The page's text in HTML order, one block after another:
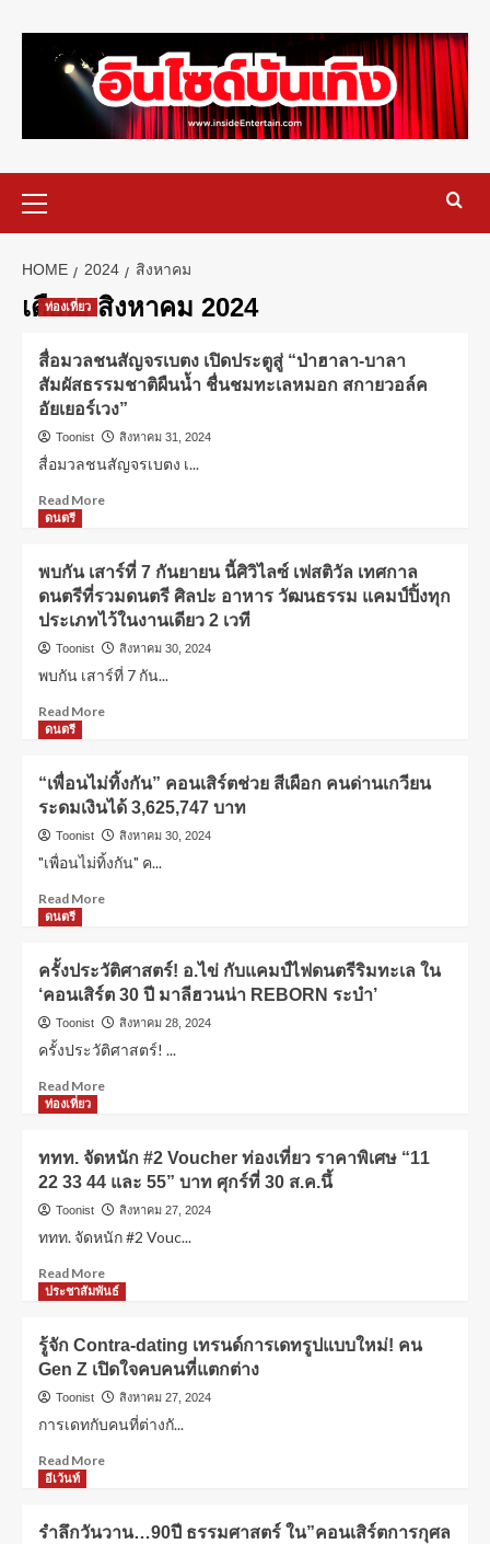
HOME 2024 สิงหาคม
เดือน:สิงหาคม 2024
ท่องเที่ยว
สื่อมวลชนสัญจรเบตง เปิดประตูสู่ “ป่าฮาลา-บาลา
สัมผัสธรรมชาติผืนน้ำ ชื่นชมทะเลหมอก สกายวอล์ค
อัยเยอร์เวง”
Toonist สิงหาคม 31, 2024
สื่อมวลชนสัญจรเบตง เ...
Read More
ดนตรี
พบกัน เสาร์ที่ 7 กันยายน นี้ศิวิไลซ์ เฟสติวัล เทศกาล
ดนตรีที่รวมดนตรี ศิลปะ อาหาร วัฒนธรรม แคมป์ปิ้งทุก
ประเภทไว้ในงานเดียว 2 เวที
Toonist สิงหาคม 30, 2024
พบกัน เสาร์ที่ 7 กัน...
Read More
ดนตรี
“เพื่อนไม่ทิ้งกัน” คอนเสิร์ตช่วย สีเผือก คนด่านเกวียน
ระดมเงินได้ 3,625,747 บาท
Toonist สิงหาคม 30, 2024
"เพื่อนไม่ทิ้งกัน" ค...
Read More
ดนตรี
ครั้งประวัติศาสตร์! อ.ไข่ กับแคมป์ไฟดนตรีริมทะเล ใน
‘คอนเสิร์ต 30 ปี มาลีฮวนน่า REBORN ระบำ’
Toonist สิงหาคม 28, 2024
ครั้งประวัติศาสตร์! ...
Read More
ท่องเที่ยว
ททท. จัดหนัก #2 Voucher ท่องเที่ยว ราคาพิเศษ “11
22 33 44 และ 55” บาท ศุกร์ที่ 30 ส.ค.นึ้
Toonist สิงหาคม 27, 2024
ททท. จัดหนัก #2 Vouc...
Read More
ประชาสัมพันธ์
รู้จัก Contra-dating เทรนด์การเดทรูปแบบใหม่! คน
Gen Z เปิดใจคบคนที่แตกต่าง
Toonist สิงหาคม 27, 2024
การเดทกับคนที่ต่างกั...
Read More
อีเว้นท์
รำลึกวันวาน…90ปี ธรรมศาสตร์ ใน”คอนเสิร์ตการกุศล